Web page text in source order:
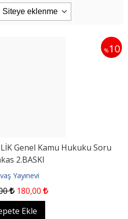
%10
Genel Kamu Hukuku Soru
2.BASKI
Yayınevi
180,00
Ekle